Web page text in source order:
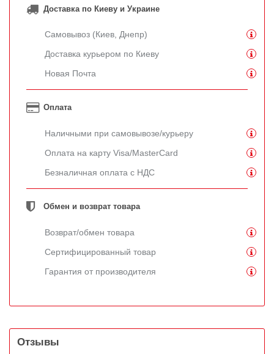
Доставка по Киеву и Украине
Самовывоз (Киев, Днепр)
Доставка курьером по Киеву
Новая Почта
Оплата
Наличными при самовывозе/курьеру
Оплата на карту Visa/MasterCard
Безналичная оплата с НДС
Обмен и возврат товара
Возврат/обмен товара
Сертифицированный товар
Гарантия от производителя
Отзывы